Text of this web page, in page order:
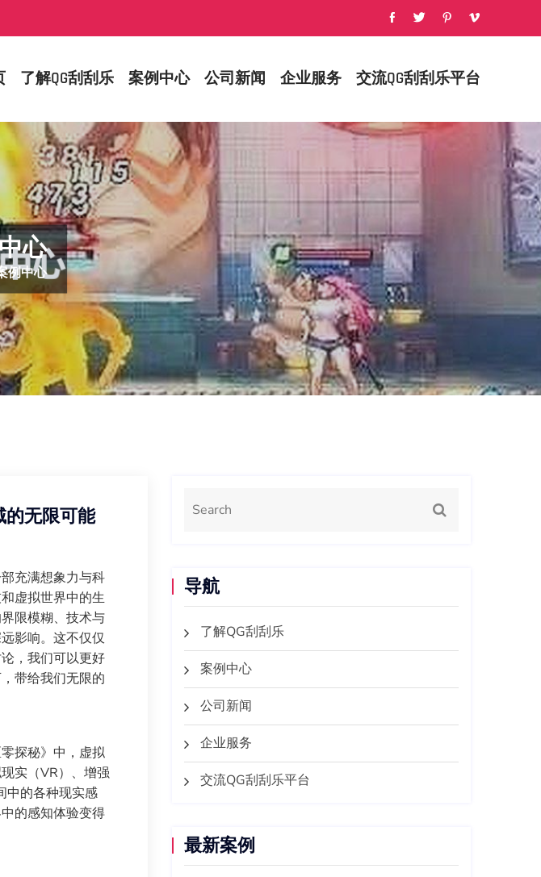
了解QG刮刮乐 案例中心 公司新闻 企业服务 交流QG刮刮乐平台
心
例中心
的无限可能
充满想象力与科
虚拟世界中的生
限模糊、技术与
影响。这不仅仅
，我们可以更好
带给我们无限的
探秘》中，虚拟
实（VR）、增强
中的各种现实感
的感知体验变得
导航
了解QG刮刮乐
案例中心
公司新闻
企业服务
交流QG刮刮乐平台
最新案例